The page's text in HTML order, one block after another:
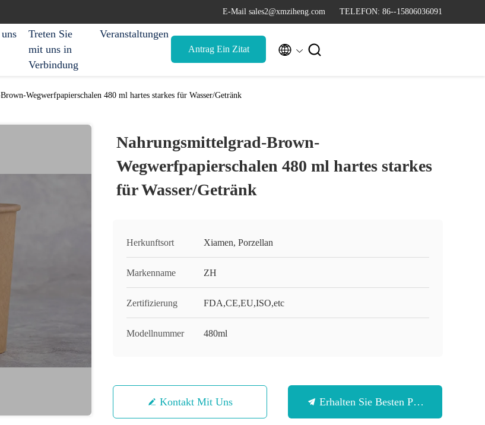
E-Mail sales2@xmziheng.com TELEFON: 86--15806036091
Treten Sie
mit uns in
Verbindung
Veranstaltungen
Antrag Ein Zitat  
Wegwerfpapierschalen 480 ml hartes starkes für Wasser/Getränk
Nahrungsmittelgrad-Brown-
Wegwerfpapierschalen 480 ml hartes starkes
für Wasser/Getränk
Herkunftsort Xiamen, Porzellan
Markenname ZH
Zertifizierung FDA,CE,EU,ISO,etc
Modellnummer 480ml
Kontakt Mit Uns Erhalten Sie Besten Preis